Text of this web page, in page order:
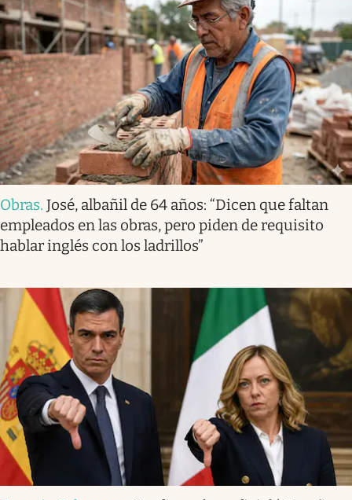
Obras. José, albañil de 64 años: “Dicen que faltan
empleados en las obras, pero piden de requisito
hablar inglés con los ladrillos”